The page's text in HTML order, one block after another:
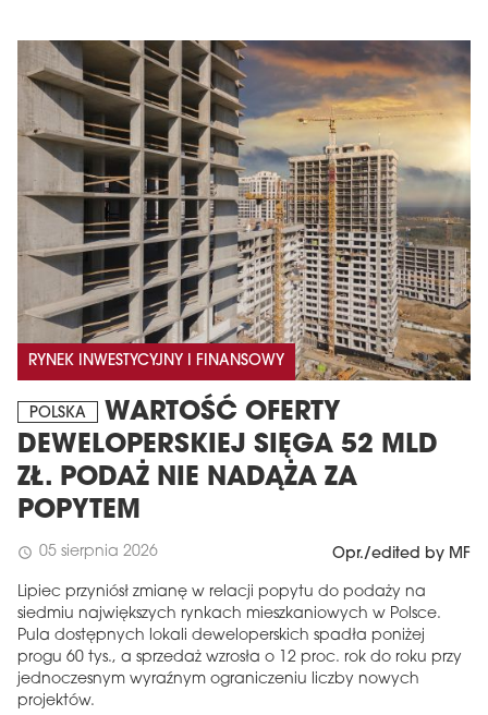
RYNEK INWESTYCYJNY I FINANSOWY
POLSKA
WARTOŚĆ OFERTY
DEWELOPERSKIEJ SIĘGA 52 MLD
ZŁ. PODAŻ NIE NADĄŻA ZA
POPYTEM
schedule 05 sierpnia 2026 Opr./edited by MF
Lipiec przyniósł zmianę w relacji popytu do podaży na
siedmiu największych rynkach mieszkaniowych w Polsce.
Pula dostępnych lokali deweloperskich spadła poniżej
progu 60 tys., a sprzedaż wzrosła o 12 proc. rok do roku przy
jednoczesnym wyraźnym ograniczeniu liczby nowych
projektów.